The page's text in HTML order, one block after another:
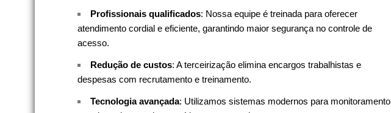
Profissionais qualificados: Nossa equipe é treinada para oferecer
atendimento cordial e eficiente, garantindo maior segurança no controle de
acesso.
Redução de custos: A terceirização elimina encargos trabalhistas e
despesas com recrutamento e treinamento.
Tecnologia avançada: Utilizamos sistemas modernos para monitoramento